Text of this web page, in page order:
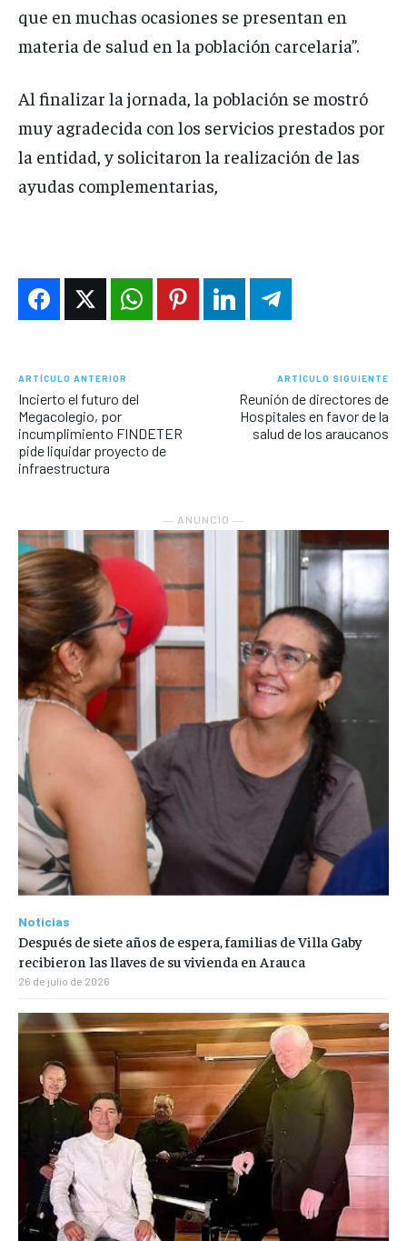
que en muchas ocasiones se presentan en
materia de salud en la población carcelaria”.
Al finalizar la jornada, la población se mostró
muy agradecida con los servicios prestados por
la entidad, y solicitaron la realización de las
ayudas complementarias,
ARTÍCULO ANTERIOR
Incierto el futuro del
Megacolegio, por
incumplimiento FINDETER
pide liquidar proyecto de
infraestructura
ARTÍCULO SIGUIENTE
Reunión de directores de
Hospitales en favor de la
salud de los araucanos
― ANUNCIO ―
Noticias
Después de siete años de espera, familias de Villa Gaby
recibieron las llaves de su vivienda en Arauca
26 de julio de 2026